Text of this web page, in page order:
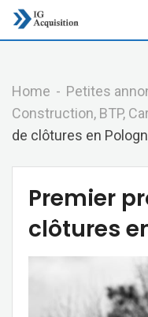
Skip
Home Petites
Construction, BTP,
de clôtures en
Premier
clôtures